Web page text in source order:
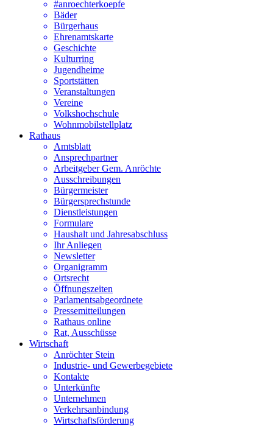
#anroechterkoepfe
Bäder
Bürgerhaus
Ehrenamtskarte
Geschichte
Kulturring
Jugendheime
Sportstätten
Veranstaltungen
Vereine
Volkshochschule
Wohnmobilstellplatz
Rathaus
Amtsblatt
Ansprechpartner
Arbeitgeber Gem. Anröchte
Ausschreibungen
Bürgermeister
Bürgersprechstunde
Dienstleistungen
Formulare
Haushalt und Jahresabschluss
Ihr Anliegen
Newsletter
Organigramm
Ortsrecht
Öffnungszeiten
Parlamentsabgeordnete
Pressemitteilungen
Rathaus online
Rat, Ausschüsse
Wirtschaft
Anröchter Stein
Industrie- und Gewerbegebiete
Kontakte
Unterkünfte
Unternehmen
Verkehrsanbindung
Wirtschaftsförderung